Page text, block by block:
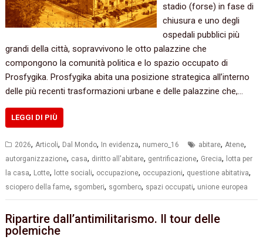
stadio (forse) in fase di
chiusura e uno degli
ospedali pubblici più
grandi della città, sopravvivono le otto palazzine che
compongono la comunità politica e lo spazio occupato di
Prosfygika. Prosfygika abita una posizione strategica all’interno
delle più recenti trasformazioni urbane e delle palazzine che,…
LEGGI DI PIÙ
2026, Articoli, Dal Mondo, In evidenza, numero_16 abitare, Atene,
autorganizzazione, casa, diritto all'abitare, gentrificazione, Grecia,
lotta per
la casa, Lotte, lotte sociali, occupazione, occupazioni, questione abitativa,
sciopero della fame, sgomberi, sgombero, spazi occupati, unione europea
Ripartire dall’antimilitarismo. Il tour delle
polemiche